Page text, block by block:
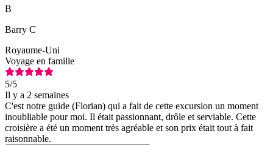
B
Barry C
Royaume-Uni
Voyage en famille
5/5
Il y a 2 semaines
C'est notre guide (Florian) qui a fait de cette excursion un moment
inoubliable pour moi. Il était passionnant, drôle et serviable. Cette
croisière a été un moment très agréable et son prix était tout à fait
raisonnable.